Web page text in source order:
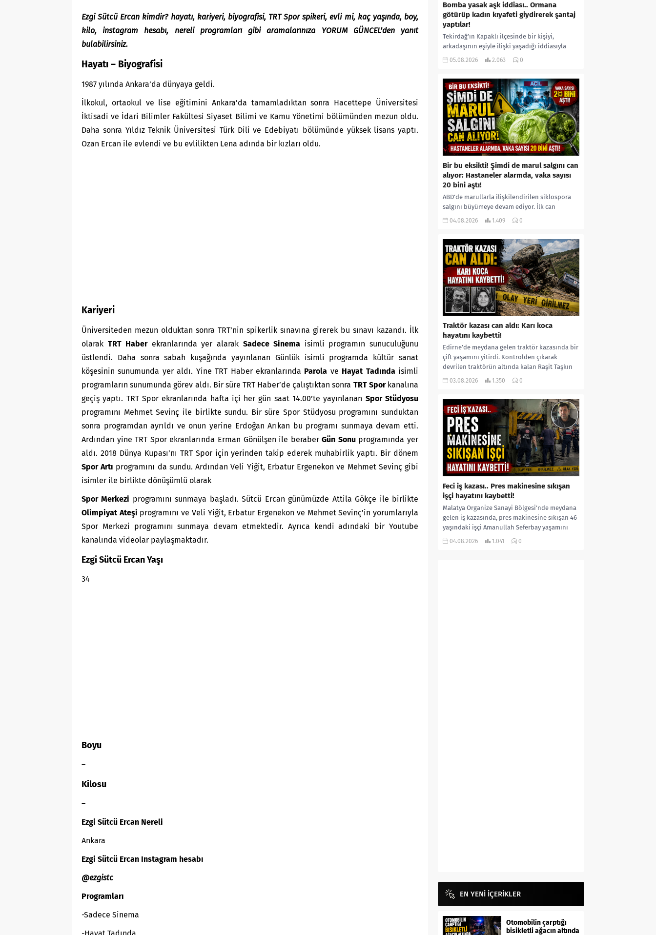
Ezgi Sütcü Ercan kimdir? hayatı, kariyeri, biyografisi, TRT Spor spikeri, evli mi, kaç yaşında, boy,
kilo, instagram hesabı, nereli programları gibi aramalarınıza YORUM GÜNCEL’den yanıt
bulabilirsiniz.
Hayatı – Biyografisi
1987 yılında Ankara’da dünyaya geldi.
İlkokul, ortaokul ve lise eğitimini Ankara’da tamamladıktan sonra Hacettepe Üniversitesi
İktisadi ve İdari Bilimler Fakültesi Siyaset Bilimi ve Kamu Yönetimi bölümünden mezun oldu.
Daha sonra Yıldız Teknik Üniversitesi Türk Dili ve Edebiyatı bölümünde yüksek lisans yaptı.
Ozan Ercan ile evlendi ve bu evlilikten Lena adında bir kızları oldu.
Kariyeri
Üniversiteden mezun olduktan sonra TRT’nin spikerlik sınavına girerek bu sınavı kazandı. İlk
olarak TRT Haberekranlarında yer alarak Sadece Sinema isimli programın sunuculuğunu
üstlendi. Daha sonra sabah kuşağında yayınlanan Günlük isimli programda kültür sanat
köşesinin sunumunda yer aldı. Yine TRT Haber ekranlarında Parola ve Hayat Tadındaisimli
programların sunumunda görev aldı. Bir süre TRT Haber’de çalıştıktan sonra TRT Sporkanalına
geçiş yaptı. TRT Spor ekranlarında hafta içi her gün saat 14.00’te yayınlanan Spor Stüdyosu
programını Mehmet Sevinç ile birlikte sundu. Bir süre Spor Stüdyosu programını sunduktan
sonra programdan ayrıldı ve onun yerine Erdoğan Arıkan bu programı sunmaya devam etti.
Ardından yine TRT Spor ekranlarında Erman Gönülşen ile beraberGün Sonuprogramında yer
aldı. 2018 Dünya Kupası’nı TRT Spor için yerinden takip ederek muhabirlik yaptı. Bir dönem
Spor Artı programını da sundu. Ardından Veli Yiğit, Erbatur Ergenekon ve Mehmet Sevinç gibi
isimler ile birlikte dönüşümlü olarak
Spor Merkezi programını sunmaya başladı. Sütcü Ercan günümüzde Attila Gökçe ile birlikte
Olimpiyat Ateşi programını ve Veli Yiğit, Erbatur Ergenekon ve Mehmet Sevinç’in yorumlarıyla
Spor Merkezi programını sunmaya devam etmektedir. Ayrıca kendi adındaki bir Youtube
kanalında videolar paylaşmaktadır.
Ezgi Sütcü ErcanYaşı
34
Boyu
–
Kilosu
–
Ezgi Sütcü Ercan Nereli
Ankara
Ezgi Sütcü Ercan Instagram hesabı
@ezgistc
Programları
-Sadece Sinema
Bomba yasak aşk iddiası.. Ormana
götürüp kadın kıyafeti giydirerek şantaj
yaptılar!
Tekirdağ’ın Kapaklı ilçesinde bir kişiyi,
arkadaşının eşiyle ilişki yaşadığı iddiasıyla
ormanlık alana götürerek zorla kadın
05.08.2026 2.063 0
Bir bu eksikti! Şimdi de marul salgını can
alıyor: Hastaneler alarmda, vaka sayısı
20 bini aştı!
ABD’de marullarla ilişkilendirilen siklospora
salgını büyümeye devam ediyor. İlk can
kayıplarının yaşandığı salgında vaka sayısının
04.08.2026 1.409 0
Traktör kazası can aldı: Karı koca
hayatını kaybetti!
Edirne’de meydana gelen traktör kazasında bir
çift yaşamını yitirdi. Kontrolden çıkarak
devrilen traktörün altında kalan Raşit Taşkın
ile eşi Fatma...
03.08.2026 1.350 0
Feci iş kazası.. Pres makinesine sıkışan
işçi hayatını kaybetti!
Malatya Organize Sanayi Bölgesi’nde meydana
gelen iş kazasında, pres makinesine sıkışan 46
yaşındaki işçi Amanullah Seferbay yaşamını
yitirdi. Olayla ilgili...
04.08.2026 1.041 0
EN YENİ İÇERİKLER
Otomobilin çarptığı
bisikletli ağacın altında